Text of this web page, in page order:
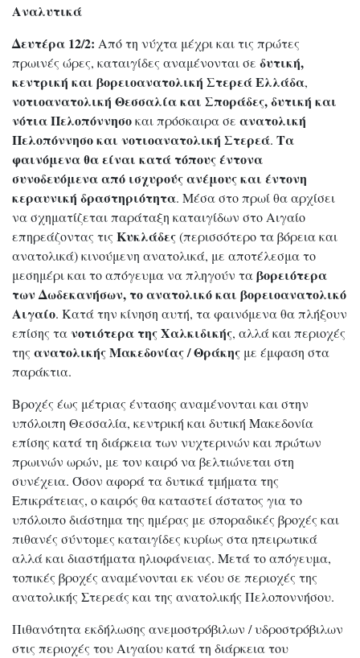
Αναλυτικά
Δευτέρα 12/2: Από τη νύχτα μέχρι και τις πρώτες
πρωινές ώρες, καταιγίδες αναμένονται σε δυτική,
κεντρική και βορειοανατολική Στερεά Ελλάδα,
νοτιοανατολική Θεσσαλία και Σποράδες, δυτική και
νότια Πελοπόννησοκαι πρόσκαιρα σε ανατολική
Πελοπόννησο και νοτιοανατολική Στερεά. Τα
φαινόμενα θα είναι κατά τόπους έντονα
συνοδευόμενα από ισχυρούς ανέμους και έντονη
κεραυνική δραστηριότητα. Μέσα στο πρωί θα αρχίσει
να σχηματίζεται παράταξη καταιγίδων στο Αιγαίο
επηρεάζοντας τις Κυκλάδες(περισσότερο τα βόρεια και
ανατολικά) κινούμενη ανατολικά, με αποτέλεσμα το
μεσημέρι και το απόγευμα να πληγούν ταβορειότερα
των Δωδεκανήσων, το ανατολικό και βορειοανατολικό
Αιγαίο. Κατά την κίνηση αυτή, τα φαινόμενα θα πλήξουν
επίσης τανοτιότερα της Χαλκιδικής, αλλά και περιοχές
της ανατολικής Μακεδονίας / Θράκης με έμφαση στα
παράκτια.
Βροχές έως μέτριας έντασης αναμένονται και στην
υπόλοιπη Θεσσαλία, κεντρική και δυτική Μακεδονία
επίσης κατά τη διάρκεια των νυχτερινών και πρώτων
πρωινών ωρών, με τον καιρό να βελτιώνεται στη
συνέχεια. Όσον αφορά τα δυτικά τμήματα της
Επικράτειας, ο καιρός θα καταστεί άστατος για το
υπόλοιπο διάστημα της ημέρας με σποραδικές βροχές και
πιθανές σύντομες καταιγίδες κυρίως στα ηπειρωτικά
αλλά και διαστήματα ηλιοφάνειας. Μετά το απόγευμα,
τοπικές βροχές αναμένονται εκ νέου σε περιοχές της
ανατολικής Στερεάς και της ανατολικής Πελοποννήσου.
Πιθανότητα εκδήλωσης ανεμοστρόβιλων / υδροστρόβιλων
στις περιοχές του Αιγαίου κατά τη διάρκεια του